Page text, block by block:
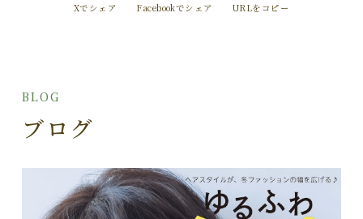
Xでシェア Facebookでシェア URLをコピー
BLOG
ブログ